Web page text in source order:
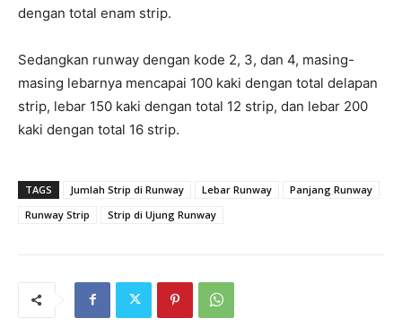
dengan total enam strip.
Sedangkan runway dengan kode 2, 3, dan 4, masing-
masing lebarnya mencapai 100 kaki dengan total delapan
strip, lebar 150 kaki dengan total 12 strip, dan lebar 200
kaki dengan total 16 strip.
TAGS Jumlah Strip di Runway Lebar Runway
Panjang Runway
Runway Strip
Strip di Ujung Runway